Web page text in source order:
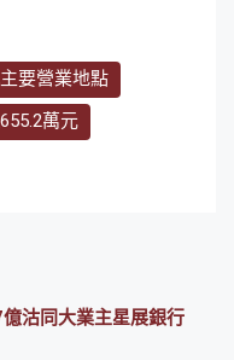
要營業地點
萬元
沽同大業主星展銀行